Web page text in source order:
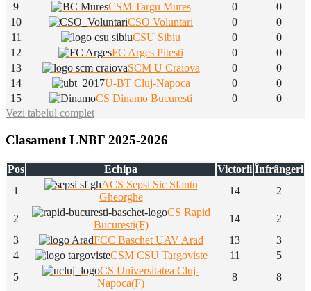
9
CSM Targu Mures 0
0
10
CSO Voluntari 0
0
11
CSU Sibiu 0
0
12
FC Arges Pitesti 0
0
13
SCM U Craiova 0
0
14
U-BT Cluj-Napoca 0
0
15
CS Dinamo Bucuresti 0
0
Vezi tabelul complet
Clasament LNBF 2025-2026
Pos Echipa Victorii Înfrângeri
1
ACS Sepsi Sic Sfantu
Gheorghe
14 2
2
CS Rapid
Bucuresti(F)
14
2
3
FCC Baschet UAV Arad 13
3
4
CSM CSU Targoviste 11
5
5
CS Universitatea Cluj-
Napoca(F)
8
8